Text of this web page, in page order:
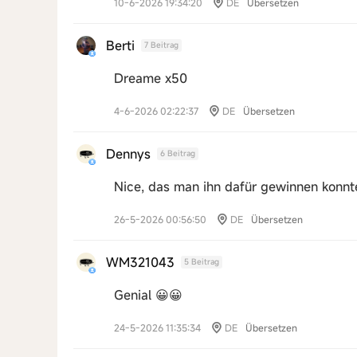
Berti 7 Beitrag
Dreame x50
4-6-2026 02:22:37 DE Übersetzen
Dennys 6 Beitrag
Nice, das man ihn dafür gewinnen
26-5-2026 00:56:50 DE Übersetzen
WM321043 5 Beitrag
Genial 😀😀
24-5-2026 11:35:34 DE Übersetzen